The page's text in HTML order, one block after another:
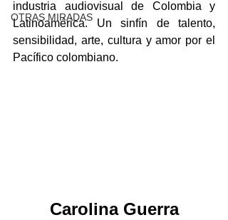
OTRAS MIRADAS
industria audiovisual de Colombia y
Latinoamérica. Un sinfín de talento,
sensibilidad, arte, cultura y amor por el
Pacífico colombiano.
Carolina Guerra